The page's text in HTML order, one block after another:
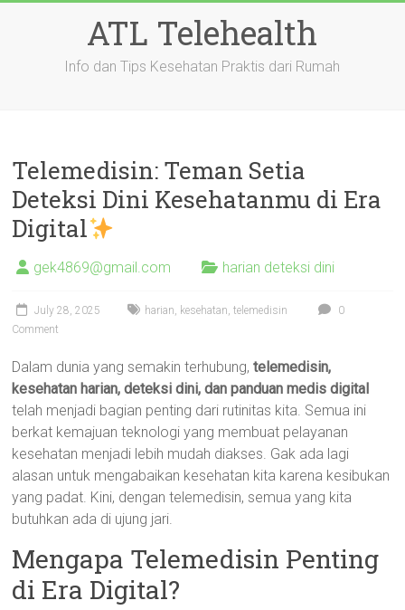
ATL Telehealth
Info dan Tips Kesehatan Praktis dari Rumah
Telemedisin: Teman Setia
Deteksi Dini Kesehatanmu di Era
Digital
gek4869@gmail.com harian deteksi dini
July 28, 2025 harian, kesehatan,telemedisin
0
Comment
Dalam dunia yang semakin terhubung,telemedisin,
kesehatan harian, deteksi dini, dan panduan medis digital
telah menjadi bagian penting dari rutinitas kita. Semua ini
berkat kemajuan teknologi yang membuat pelayanan
kesehatan menjadi lebih mudah diakses. Gak ada lagi
alasan untuk mengabaikan kesehatan kita karena kesibukan
yang padat. Kini, dengan telemedisin, semua yang kita
butuhkan ada di ujung jari.
Mengapa Telemedisin Penting
di Era Digital?